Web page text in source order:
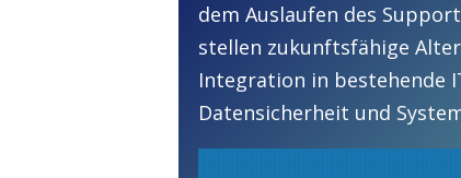
dem Auslaufen des
stellen zukunftsfähige
Integration in bestehende
Datensicherheit und